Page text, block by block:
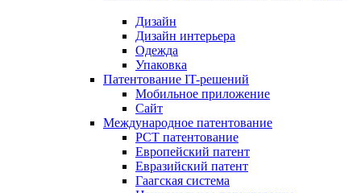
Дизайн
Дизайн интерьера
Одежда
Упаковка
Патентование IT-решений
Мобильное приложение
Сайт
Международное патентование
PCT патентование
Европейский патент
Евразийский патент
Гаагская система